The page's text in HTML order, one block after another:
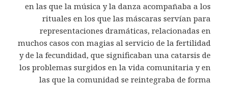
en las que la música y la danza acompañaba a los
rituales en los que las máscaras servían para
representaciones dramáticas, relacionadas en
muchos casos con magias al servicio de la fertilidad
y de la fecundidad, que significaban una catarsis de
los problemas surgidos en la vida comunitaria y en
las que la comunidad se reintegraba de forma